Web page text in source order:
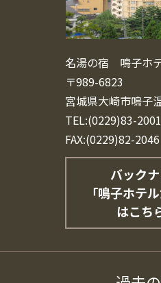
名湯の宿 鳴子ホ
〒989-6823
宮城県大崎市鳴子
TEL:(0229)83-2001
FAX:(0229)82-2046
バック
「鳴子ホテ
はこち